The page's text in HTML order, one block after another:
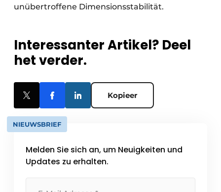
unübertroffene Dimensionsstabilität.
Interessanter Artikel? Deel
het verder.
Kopieer
NIEUWSBRIEF
Melden Sie sich an, um Neuigkeiten und
Updates zu erhalten.